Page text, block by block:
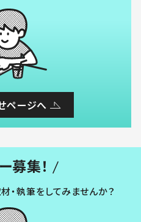
ページへ
募集！
・執筆をしてみませんか？